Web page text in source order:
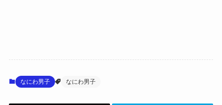
なにわ男子 なにわ男子